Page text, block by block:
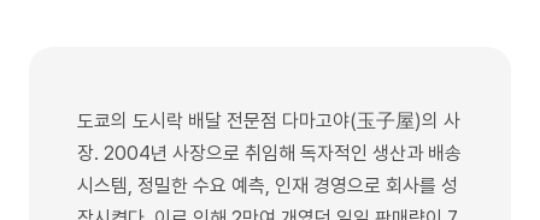
도쿄의 도시락 배달 전문점 다마고야(玉子屋)의 사
장. 2004년 사장으로 취임해 독자적인 생산과 배송
시스템, 정밀한 수요 예측, 인재 경영으로 회사를 성